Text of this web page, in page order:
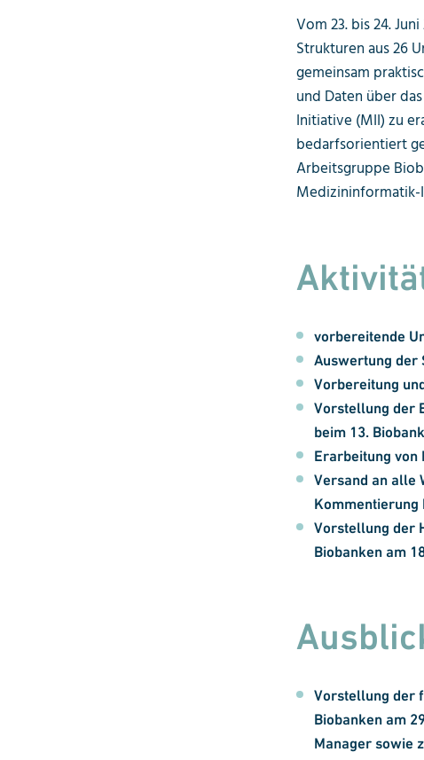
Vom 23. bis 24.
Strukturen aus 26
gemeinsam
und Daten über
Initiative (MII) zu
bedarfsorientiert
Arbeitsgruppe
Medizininformatik-
vorbereitende
Auswertung der
Vorbereitung
Vorstellung der
beim 13.
Erarbeitung von
Versand an alle
Kommentierung
Vorstellung der
Biobanken am
Vorstellung der
Biobanken am
Manager sowie